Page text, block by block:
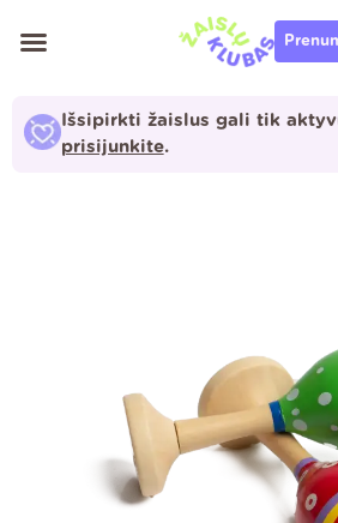
prie
Išsipirkti žaislus gali tik
prisijunkite.